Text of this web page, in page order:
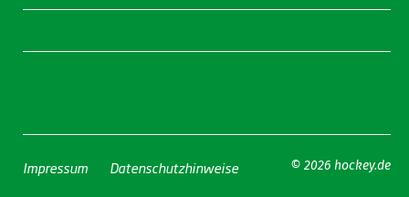
Impressum Datenschutzhinweise © 2026 hockey.de